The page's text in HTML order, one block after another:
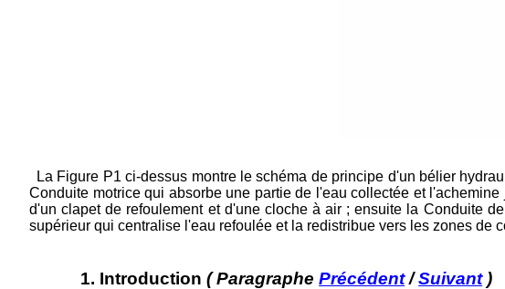
La Figure P1 ci-dessus montre le schéma de principe d'un bélier
Conduite motrice qui absorbe une partie de l'eau collectée et
d'un clapet de refoulement et d'une cloche à air ; ensuite la Conduite
supérieur qui centralise l'eau refoulée et la redistribue vers les zones de
1. Introduction ( ParagraphePrécédent/Suivant)